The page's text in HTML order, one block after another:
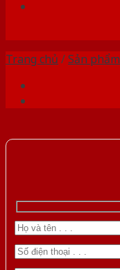
Trang chủ /Sản phẩm